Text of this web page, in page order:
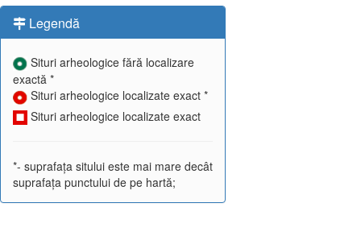
Legendă
Situri arheologice fără localizare
exactă *
Situri arheologice localizate exact *
Situri arheologice localizate exact
*- suprafața sitului este mai mare decât
suprafața punctului de pe hartă;